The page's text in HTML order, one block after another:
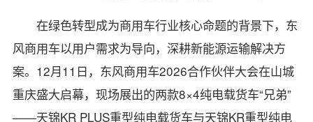
在绿色转型成为商用车行业核心命题的背景下，东
风商用车以用户需求为导向，深耕新能源运输解决方
案。12月11日，东风商用车2026合作伙伴大会在山城
重庆盛大启幕，现场展出的两款8×4纯电载货车“兄弟”
——天锦KR PLUS重型纯电载货车与天锦KR重型纯电